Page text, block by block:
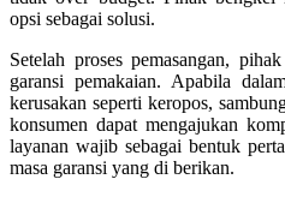
opsi sebagai solusi.
Setelah proses pemasangan,
garansi pemakaian. Apabila
kerusakan seperti keropos,
konsumen dapat mengajukan
layanan wajib sebagai bentuk
masa garansi yang di berikan.